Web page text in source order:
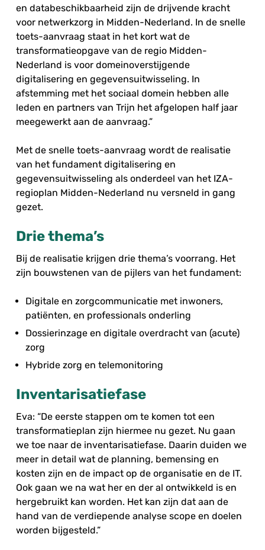
en databeschikbaarheid zijn de drijvende kracht
voor netwerkzorg in Midden-Nederland. In de snelle
toets-aanvraag staat in het kort wat de
transformatieopgave van de regio Midden-
Nederland is voor domeinoverstijgende
digitalisering en gegevensuitwisseling. In
afstemming met het sociaal domein hebben alle
leden en partners van Trijn het afgelopen half jaar
meegewerkt aan de aanvraag.”
Met de snelle toets-aanvraag wordt de realisatie
van het fundament digitalisering en
gegevensuitwisseling als onderdeel van het IZA-
regioplan Midden-Nederland nu versneld in gang
gezet.
Drie thema’s
Bij de realisatie krijgen drie thema’s voorrang. Het
zijn bouwstenen van de pijlers van het fundament:
Digitale en zorgcommunicatie met inwoners,
patiënten, en professionals onderling
Dossierinzage en digitale overdracht van (acute)
zorg
Hybride zorg en telemonitoring
Inventarisatiefase
Eva: “De eerste stappen om te komen tot een
transformatieplan zijn hiermee nu gezet. Nu gaan
we toe naar de inventarisatiefase. Daarin duiden we
meer in detail wat de planning, bemensing en
kosten zijn en de impact op de organisatie en de IT.
Ook gaan we na wat her en der al ontwikkeld is en
hergebruikt kan worden. Het kan zijn dat aan de
hand van de verdiepende analyse scope en doelen
worden bijgesteld.”